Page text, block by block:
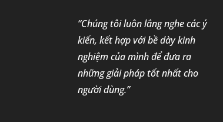
“Chúng tôi luôn lắng nghe các ý
kiến, kết hợp với bề dày kinh
nghiệm của mình để đưa ra
những giải pháp tốt nhất cho
người dùng.”